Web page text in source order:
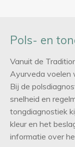
Pols- en
Vanuit de
Ayurveda voelen
Bij de
snelheid en
tongdiagnostiek
kleur en het
informatie over